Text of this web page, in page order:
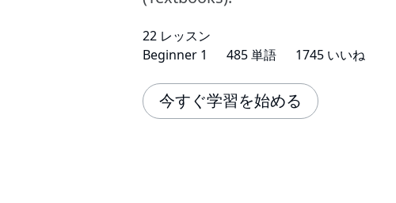
22 レッスン
Beginner 1
485 単語 1745 いいね
今すぐ学習を始める